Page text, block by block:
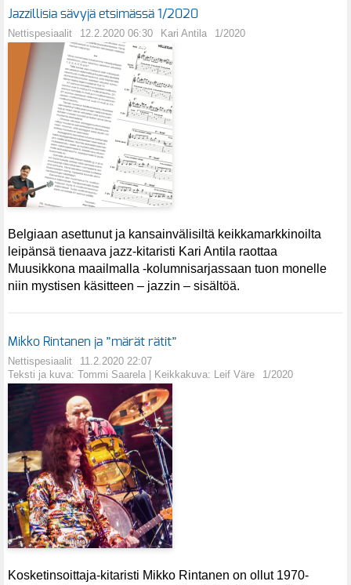
Jazzillisia sävyjä etsimässä 1/2020
Nettispesiaalit 12.2.2020 06:30 Kari Antila 1/2020
Belgiaan asettunut ja kansainvälisiltä keikkamarkkinoilta
leipänsä tienaava jazz-kitaristi Kari Antila raottaa
Muusikkona maailmalla -kolumnisarjassaan tuon monelle
niin mystisen käsitteen – jazzin – sisältöä.
Mikko Rintanen ja ”märät rätit”
Nettispesiaalit
11.2.2020 22:07
Teksti ja kuva: Tommi Saarela | Keikkakuva: Leif Väre
1/2020
Kosketinsoittaja-kitaristi Mikko Rintanen on ollut 1970-